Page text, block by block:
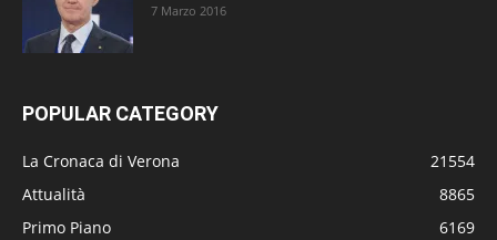
7 Marzo 2016
POPULAR CATEGORY
La Cronaca di Verona
21554
Attualità
8865
Primo Piano
6169